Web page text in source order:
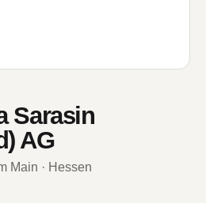
Sarasin
AG
Main · Hessen